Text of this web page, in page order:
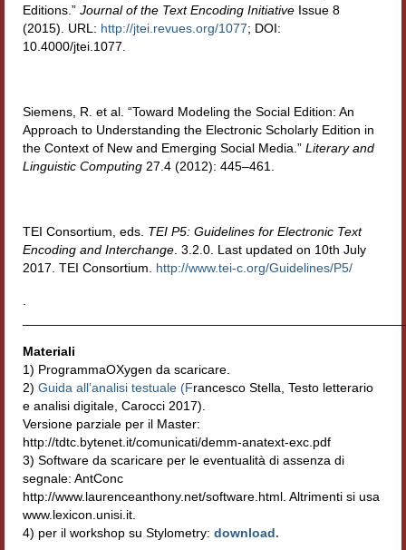
Editions.” Journal of the Text Encoding Initiative Issue 8
(2015). URL: http://jtei.revues.org/1077; DOI:
10.4000/jtei.1077.
Siemens, R. et al. “Toward Modeling the Social Edition: An
Approach to Understanding the Electronic Scholarly Edition in
the Context of New and Emerging Social Media.” Literary and
Linguistic Computing 27.4 (2012): 445–461.
TEI Consortium, eds. TEI P5: Guidelines for Electronic Text
Encoding and Interchange 3.2.0. Last updated on 10th July
2017. TEI Consortium. http://www.tei-c.org/Guidelines/P5/
Materiali
1) ProgrammaOXygen da scaricare.
2) Guida all’analisi testuale (Francesco Stella, Testo letterario
e analisi digitale, Carocci 2017).
Versione parziale per il Master:
http://tdtc.bytenet.it/comunicati/demm-anatext-exc.pdf
3) Software da scaricare per le eventualità di assenza di
segnale: AntConc
http://www.laurenceanthony.net/software.html. Altrimenti si usa
www.lexicon.unisi.it.
4) per il workshop su Stylometry: download.